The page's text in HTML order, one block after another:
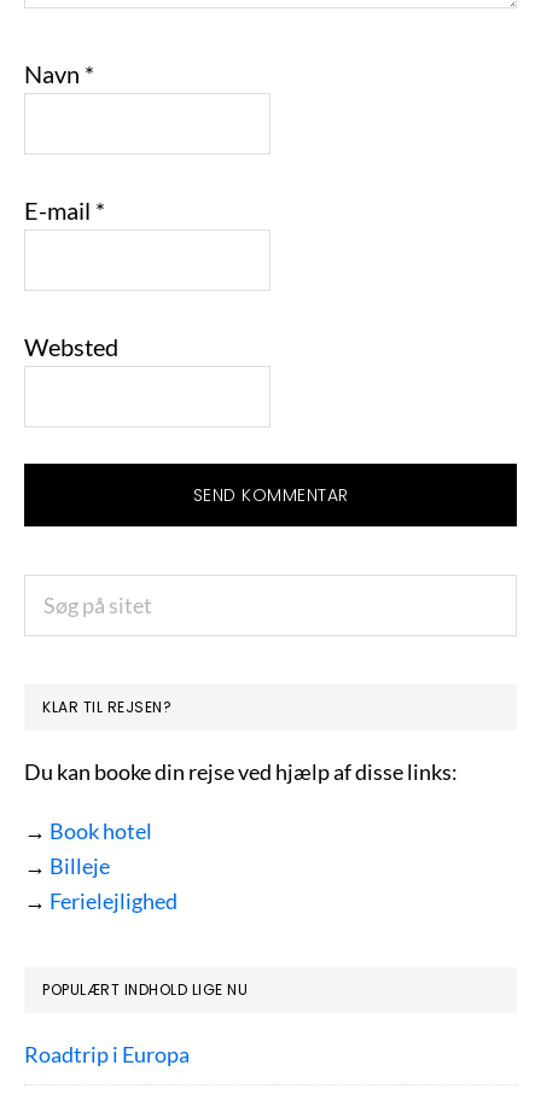
Navn *
E-mail *
Websted
PRIMÆR
SIDEBAR
KLAR TIL REJSEN?
Du kan booke din rejse ved hjælp af disse links:
→ Book hotel
→ Billeje
→ Ferielejlighed
POPULÆRT INDHOLD LIGE NU
Roadtrip i Europa